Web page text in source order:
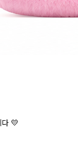
다 💛